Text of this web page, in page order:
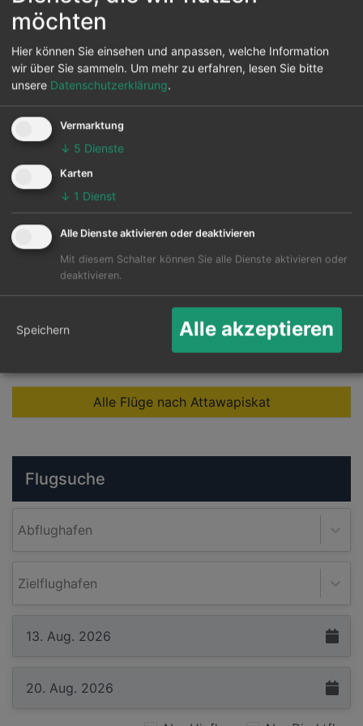
CGN YAT
DUS YAT ab 713 € *
CGN YAT
DUS
DUS YAT ab 749 € * Suche
YAT ab 750 € * Suche
ab 756 € * Suche
ab 757 € * Suche
Alle Flüge nach Attawapiskat
Flugsuche
Abflughafen
Zielflughafen
möchten
Hier können Sie einsehen und anpassen, welche Information
wir über Sie sammeln. Um mehr zu erfahren, lesen Sie bitte
unsere Datenschutzerklärung.
Vermarktung
↓ 5 Dienste
Karten
↓ 1 Dienst
Alle Dienste aktivieren oder deaktivieren
Mit diesem Schalter können Sie alle Dienste aktivieren oder
deaktivieren.
Speichern Alle akzeptieren